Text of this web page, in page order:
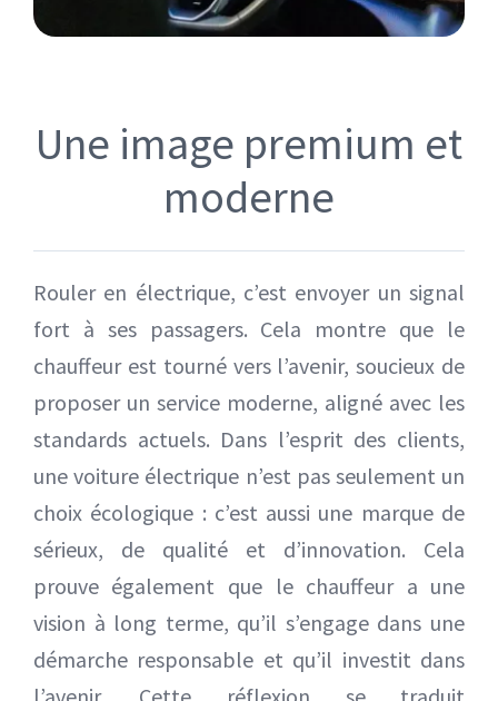
Une image premium et
moderne
Rouler en électrique, c’est envoyer un signal
fort à ses passagers. Cela montre que le
chauffeur est tourné vers l’avenir, soucieux de
proposer un service moderne, aligné avec les
standards actuels. Dans l’esprit des clients,
une voiture électrique n’est pas seulement un
choix écologique : c’est aussi une marque de
sérieux, de qualité et d’innovation. Cela
prouve également que le chauffeur a une
vision à long terme, qu’il s’engage dans une
démarche responsable et qu’il investit dans